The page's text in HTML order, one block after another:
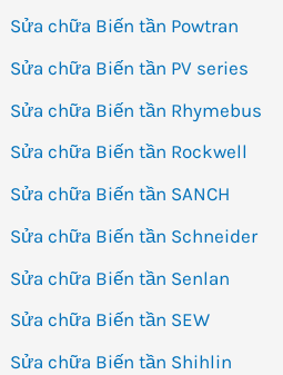
Sửa chữa Biến tần Powtran
Sửa chữa Biến tần PV series
Sửa chữa Biến tần Rhymebus
Sửa chữa Biến tần Rockwell
Sửa chữa Biến tần SANCH
Sửa chữa Biến tần Schneider
Sửa chữa Biến tần Senlan
Sửa chữa Biến tần SEW
Sửa chữa Biến tần Shihlin